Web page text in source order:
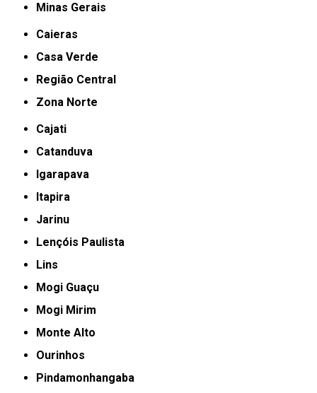
Minas Gerais
Caieras
Casa Verde
Região Central
Zona Norte
Cajati
Catanduva
Igarapava
Itapira
Jarinu
Lençóis Paulista
Lins
Mogi Guaçu
Mogi Mirim
Monte Alto
Ourinhos
Pindamonhangaba